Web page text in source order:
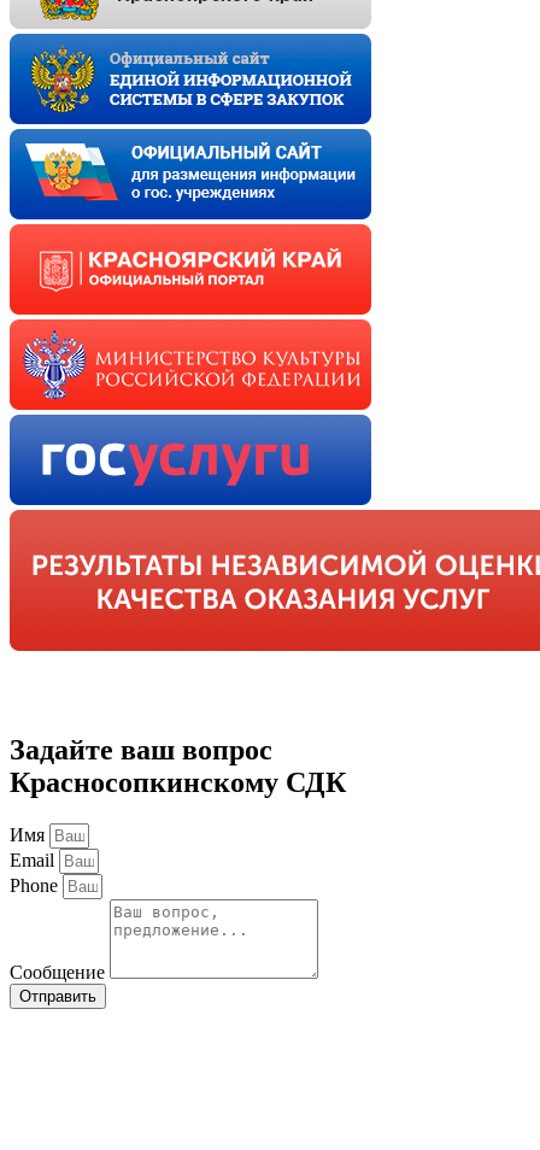
Задайте ваш вопрос
Красносопкинскому СДК
Имя
Email
Phone
Сообщение
Отправить